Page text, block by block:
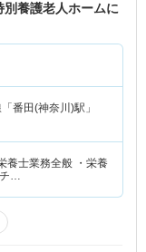
養護老人ホームに
番田(神奈川)駅」
養士業務全般 ・栄養
チ…